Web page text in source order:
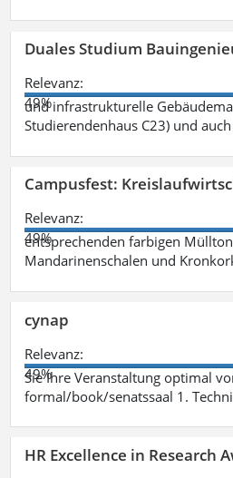
Duales Studium
Relevanz:
49%
und infrastrukturelle
Studierendenhaus C23) und
Campusfest:
Relevanz:
49%
entsprechenden farbigen
Mandarinenschalen und
cynap
Relevanz:
49%
Sie Ihre Veranstaltung optimal
formal/book/senatssaal 1.
HR Excellence in Research